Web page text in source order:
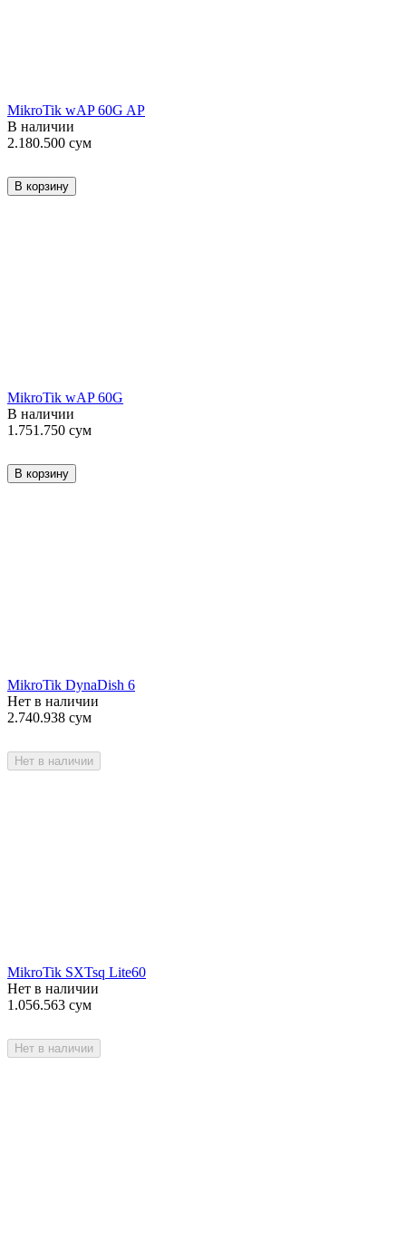
MikroTik wAP 60G AP
В наличии
2.180.500 сум
В корзину
MikroTik wAP 60G
В наличии
1.751.750 сум
В корзину
MikroTik DynaDish 6
Нет в наличии
2.740.938 сум
Нет в наличии
MikroTik SXTsq Lite60
Нет в наличии
1.056.563 сум
Нет в наличии